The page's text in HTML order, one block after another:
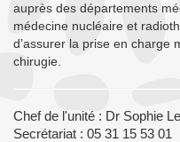
auprès des départements
médecine nucléaire et
d’assurer la prise en charge
chirugie.
Chef de l'unité : Dr Sophie
Secrétariat : 05 31 15 53 01